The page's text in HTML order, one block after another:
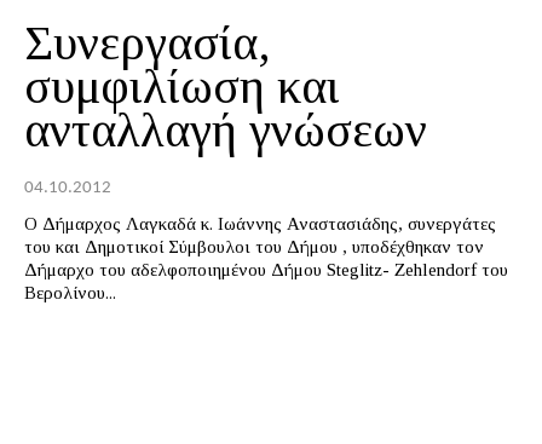
Συνεργασία,
συμφιλίωση και
ανταλλαγή γνώσεων
04.10.2012
Ο Δήμαρχος Λαγκαδά κ. Ιωάννης Αναστασιάδης, συνεργάτες
του και Δημοτικοί Σύμβουλοι του Δήμου , υποδέχθηκαν τον
Δήμαρχο του αδελφοποιημένου Δήμου Steglitz- Zehlendorf του
Βερολίνου...